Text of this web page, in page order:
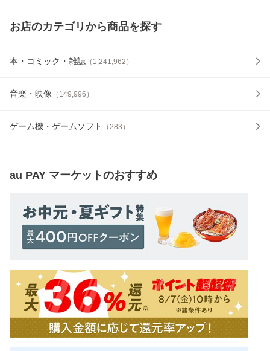
お店のカテゴリから商品を探す
本・コミック・雑誌 （ 1,241,962 ）
音楽・映像 （ 149,996 ）
ゲーム機・ゲームソフト （283 ）
au PAY マーケットのおすすめ